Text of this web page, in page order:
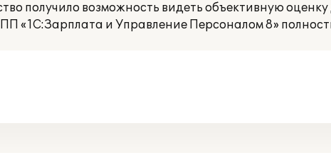
получило возможность видеть объективную
ПП «1С:Зарплата и Управление Персоналом 8»